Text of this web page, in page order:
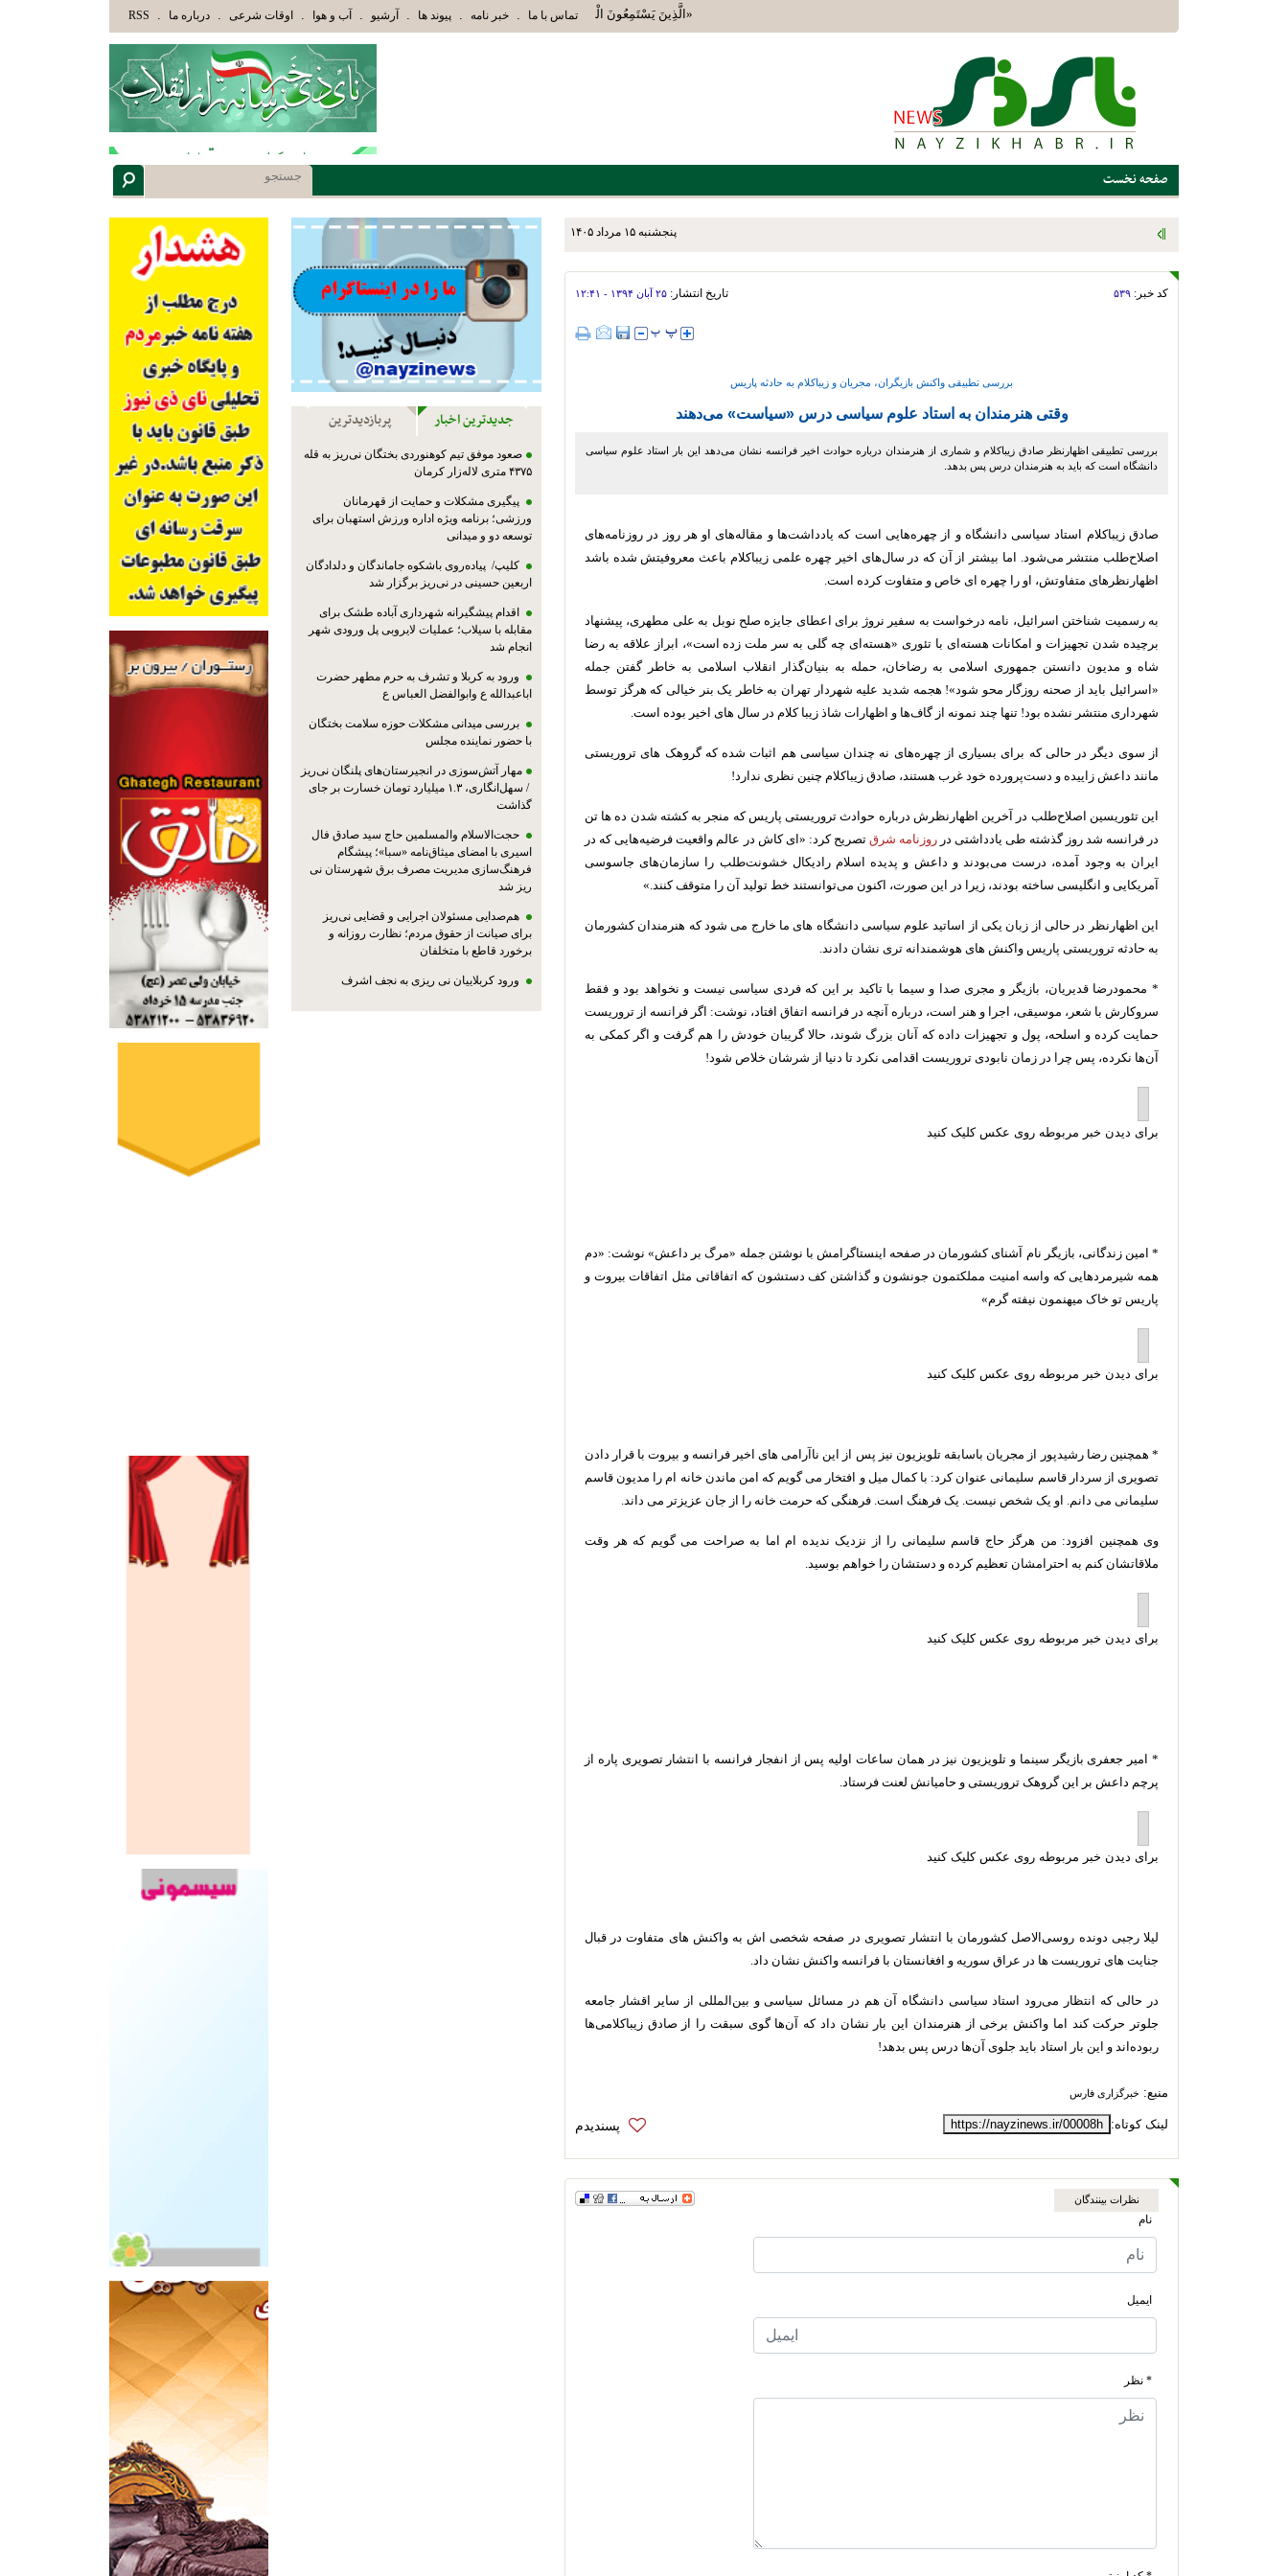
«الَّذِينَ يَسْتَمِعُونَ الْقَوْلَ فَيَتَّبِعُونَ أَحْسَنَهُ أُوْلَئِكَ الَّذِينَ هَدَاهُمُ اللَّهُ وَأُوْلَئِكَ هُمْ أُوْلُوا الْأَلْبَابِ» عاقلان هدایت یافته،حرفها را میشنوند و سپس
تماس با ما . خبر نامه . پیوند ها . آرشیو . آب و هوا . اوقات شرعی . درباره ما .
RSS
صفحه نخست
پنجشنبه ۱۵ مرداد ۱۴۰۵
کد خبر: ۵۳۹ تاریخ انتشار: ۲۵ آبان ۱۳۹۴ - ۱۲:۴۱
بررسی تطبیقی واکنش بازیگران، مجریان و زیباکلام به حادثه پاریس
وقتی هنرمندان به استاد علوم سیاسی درس «سیاست» می‌دهند
بررسی تطبیقی اظهارنظر صادق زیباکلام و شماری از هنرمندان درباره حوادث اخیر فرانسه نشان می‌دهد این بار استاد علوم سیاسی
دانشگاه است که باید به هنرمندان درس پس بدهد.
صادق زیباکلام استاد سیاسی دانشگاه و از چهره‌هایی است که یادداشت‌ها و مقاله‌های او هر روز در روزنامه‌های
اصلاح‌طلب منتشر می‌شود. اما بیشتر از آن که در سال‌های اخیر چهره علمی زیباکلام باعث معروفیتش شده باشد
اظهارنظرهای متفاوتش، او را چهره ای خاص و متفاوت کرده است.
به رسمیت شناختن اسرائیل، نامه درخواست به سفیر نروژ برای اعطای جایزه صلح نوبل به علی مطهری، پیشنهاد
برچیده شدن تجهیزات و امکانات هسته‌ای با تئوری «هسته‌ای چه گلی به سر ملت زده است»، ابراز علاقه به رضا
شاه و مدیون دانستن جمهوری اسلامی به رضاخان، حمله به بنیان‌گذار انقلاب اسلامی به خاطر گفتن جمله
«اسرائیل باید از صحنه روزگار محو شود»! هجمه شدید علیه شهردار تهران به خاطر یک بنر خیالی که هرگز توسط
شهرداری منتشر نشده بود! تنها چند نمونه از گاف‌ها و اظهارات شاذ زیبا کلام در سال های اخیر بوده است.
از سوی دیگر در حالی که برای بسیاری از چهره‌های نه چندان سیاسی هم اثبات شده که گروهک های تروریستی
مانند داعش زاییده و دست‌پرورده خود غرب هستند، صادق زیباکلام چنین نظری ندارد!
این تئوریسین اصلاح‌طلب در آخرین اظهارنظرش درباره حوادث تروریستی پاریس که منجر به کشته شدن ده ها تن
در فرانسه شد روز گذشته طی یادداشتی در روزنامه شرقتصریح کرد:‌ «ای کاش در عالم واقعیت فرضیه‌هایی که در
ایران به وجود آمده، درست می‌بودند و داعش و پدیده اسلام رادیکال خشونت‌طلب را سازمان‌های جاسوسی
آمریکایی و انگلیسی ساخته بودند، زیرا در این صورت، اکنون می‌توانستند خط تولید آن را متوقف کنند.»
این اظهارنظر در حالی از زبان یکی از اساتید علوم سیاسی دانشگاه های ما خارج می شود که هنرمندان کشورمان
به حادثه تروریستی پاریس واکنش های هوشمندانه تری نشان دادند.
* محمودرضا قدیریان، بازیگر و مجری صدا و سیما با تاکید بر این که فردی سیاسی نیست و نخواهد بود و فقط
سروکارش با شعر، موسیقی، اجرا و هنر است، درباره آنچه در فرانسه اتفاق افتاد، نوشت: اگر فرانسه از تروریست
حمایت کرده و اسلحه، پول و تجهیزات داده که آنان بزرگ شوند، حالا گریبان خودش را هم گرفت و اگر کمکی به
آن‌ها نکرده، پس چرا در زمان نابودی تروریست اقدامی نکرد تا دنیا از شرشان خلاص شود!
برای دیدن خبر مربوطه روی عکس کلیک کنید
* امین زندگانی، بازیگر نام آشنای کشورمان در صفحه اینستاگرامش با نوشتن جمله «مرگ بر داعش» نوشت: «دم
همه شیرمردهایی که واسه امنیت مملکتمون جونشون و گذاشتن کف دستشون که اتفاقاتی مثل اتفاقات بیروت و
پاریس تو خاک میهنمون نیفته گرم»
برای دیدن خبر مربوطه روی عکس کلیک کنید
* همچنین رضا رشیدپور از مجریان باسابقه تلویزیون نیز پس از این ناآرامی های اخیر فرانسه و بیروت با قرار دادن
تصویری از سردار قاسم سلیمانی عنوان کرد: با کمال میل و افتخار می گویم که امن ماندن خانه ام را مدیون قاسم
سلیمانی می دانم. او یک شخص نیست. یک فرهنگ است. فرهنگی که حرمت خانه را از جان عزیزتر می داند.
وی همچنین افزود: من هرگز حاج قاسم سلیمانی را از نزدیک ندیده ام اما به صراحت می گویم که هر وقت
ملاقاتشان کنم به احترامشان تعظیم کرده و دستشان را خواهم بوسید.
برای دیدن خبر مربوطه روی عکس کلیک کنید
* امیر جعفری بازیگر سینما و تلویزیون نیز در همان ساعات اولیه پس از انفجار فرانسه با انتشار تصویری پاره از
پرچم داعش بر این گروهک تروریستی و حامیانش لعنت فرستاد.
برای دیدن خبر مربوطه روی عکس کلیک کنید
لیلا رجبی دونده روسی‌الاصل کشورمان با انتشار تصویری در صفحه شخصی اش به واکنش های متفاوت در قبال
جنایت های تروریست ها در عراق سوریه و افغانستان با فرانسه واکنش نشان داد.
در حالی که انتظار می‌رود استاد سیاسی دانشگاه آن هم در مسائل سیاسی و بین‌المللی از سایر اقشار جامعه
جلوتر حرکت کند اما واکنش برخی از هنرمندان این بار نشان داد که آن‌ها گوی سبقت را از صادق زیباکلامی‌ها
ربوده‌اند و این بار استاد باید جلوی آن‌ها درس پس بدهد!
منبع: خبرگزاری فارس
لینک کوتاه: https://nayzinews.ir/00008h
نظرات بینندگان
نام
ایمیل
* نظر
جدیدترین اخبار پربازدیدترین
صعود موفق تیم کوهنوردی بختگان نی‌ریز به قله
۴۳۷۵ متری لاله‌زار کرمان
پیگیری مشکلات و حمایت از قهرمانان
ورزشی؛ برنامه ویژه اداره ورزش استهبان برای
توسعه دو و میدانی
کلیپ/ پیاده‌روی باشکوه جاماندگان و دلدادگان
اربعین حسینی در نی‌ریز برگزار شد
اقدام پیشگیرانه شهرداری آباده طشک برای
مقابله با سیلاب؛ عملیات لایروبی پل ورودی شهر
انجام شد
ورود به کربلا و تشرف به حرم مطهر حضرت
اباعبدالله ع وابوالفضل العباس ع
بررسی میدانی مشکلات حوزه سلامت بختگان
با حضور نماینده مجلس
مهار آتش‌سوزی در انجیرستان‌های پلنگان نی‌ریز
/ سهل‌انگاری، ۱.۳ میلیارد تومان خسارت بر جای
گذاشت
حجت‌الاسلام والمسلمین حاج سید صادق فال
اسیری با امضای میثاق‌نامه «سبا»؛ پیشگام
فرهنگ‌سازی مدیریت مصرف برق شهرستان نی
ریز شد
هم‌صدایی مسئولان اجرایی و قضایی نی‌ریز
برای صیانت از حقوق مردم؛ نظارت روزانه و
برخورد قاطع با متخلفان
ورود کربلاییان نی ریزی به نجف اشرف